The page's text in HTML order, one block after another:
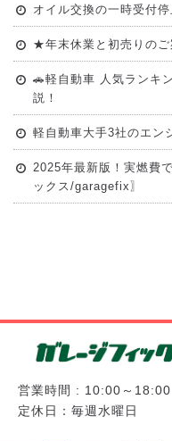
オイル交換の一時受付
★年末休業と初売りの
🚗軽自動車 人気ランキ
説！
軽自動車大手3社のエン
2025年最新版！実燃費
ックス/garagefix〗
営業時間 : 10:00～18:00
定休日：毎週水曜日